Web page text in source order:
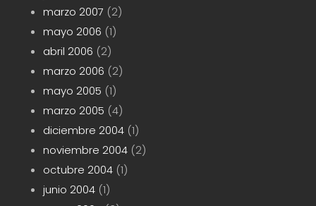
marzo 2007 (2)
mayo 2006 (1)
abril 2006 (2)
marzo 2006 (2)
mayo 2005 (1)
marzo 2005 (4)
diciembre 2004(1)
noviembre 2004(2)
octubre 2004(1)
junio 2004(1)